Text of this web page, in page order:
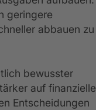
geringere
abbauen zu
bewusster
auf finanzielle
Entscheidungen